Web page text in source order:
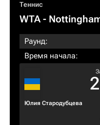
Теннис
WTA-
Раунд:
Время начала:
Юлия Стародубцева
2